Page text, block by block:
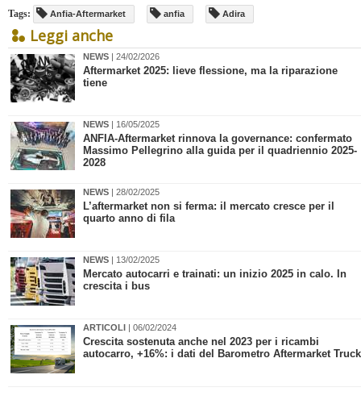
Tags: Anfia-Aftermarket anfia Adira
Leggi anche
NEWS | 24/02/2026
Aftermarket 2025: lieve flessione, ma la riparazione
tiene
NEWS | 16/05/2025
​ANFIA-Aftermarket rinnova la governance: confermato
Massimo Pellegrino alla guida per il quadriennio 2025-
2028
NEWS | 28/02/2025
​L’aftermarket non si ferma: il mercato cresce per il
quarto anno di fila
NEWS | 13/02/2025
Mercato autocarri e trainati: un inizio 2025 in calo. In
crescita i bus
ARTICOLI | 06/02/2024
Crescita sostenuta anche nel 2023 per i ricambi
autocarro, +16%: i dati del Barometro Aftermarket Truck